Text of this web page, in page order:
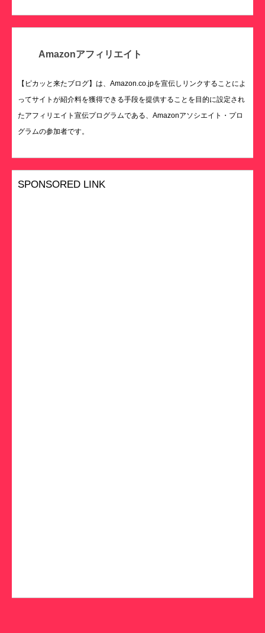
Amazonアフィリエイト
【ピカッと来たブログ】は、Amazon.co.jpを宣伝しリンクすることによ
ってサイトが紹介料を獲得できる手段を提供することを目的に設定され
たアフィリエイト宣伝プログラムである、Amazonアソシエイト・プロ
グラムの参加者です。
SPONSORED LINK